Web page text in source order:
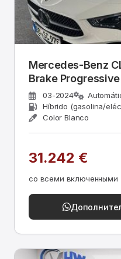
Mercedes-Benz
Brake Progressive
03-2024
Híbrido (gasolina/
Color Blanco
31.242 €
со всеми включенными